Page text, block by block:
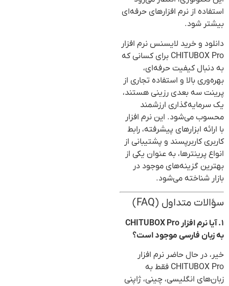
استفاده از نرم افزارهای حرفه‌ای
بیشتر شود.
دانلود و خرید لایسنس نرم افزار
CHITUBOX Pro برای کسانی که
به دنبال کیفیت حرفه‌ای،
بهره‌وری بالا و استفاده تجاری از
پرینت سه بعدی رزینی هستند،
یک سرمایه‌گذاری ارزشمند
محسوب می‌شود. این نرم افزار
با ارائه ابزارهای پیشرفته، رابط
کاربری کاربرپسند و پشتیبانی از
انواع پرینترها، به عنوان یکی از
بهترین گزینه‌های موجود در
بازار شناخته می‌شود.
سؤالات متداول (FAQ)
۱. آیا نرم افزار CHITUBOX Pro
به زبان فارسی موجود است؟
خیر، در حال حاضر نرم افزار
CHITUBOX Pro فقط به
زبان‌های انگلیسی، چینی، ژاپنی